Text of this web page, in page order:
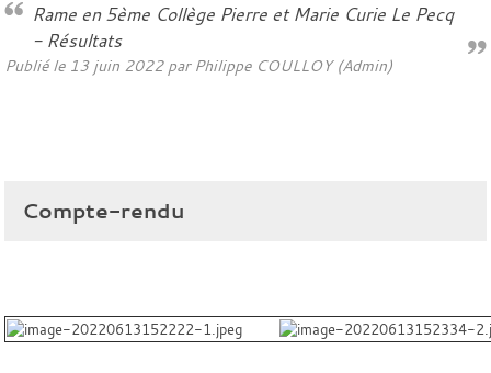
Rame en 5ème Collège Pierre et Marie Curie Le Pecq
- Résultats
Publié le 13 juin 2022par Philippe COULLOY (Admin)
Compte-rendu